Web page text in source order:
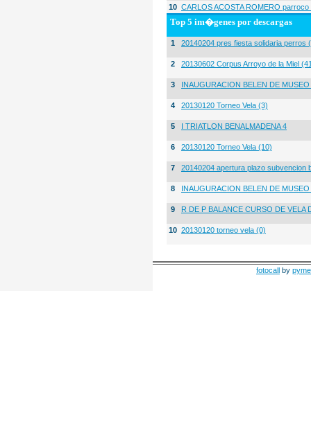
10 CARLOS ACOSTA ROMERO
Top 5 im�genes por descargas
1 20140204 pres fiesta solidaria perros
2 20130602 Corpus Arroyo de la Miel
3 INAUGURACION BELEN DE
4 20130120 Torneo Vela (3)
5 I TRIATLON BENALMADENA 4
6 20130120 Torneo Vela (10)
7 20140204 apertura plazo subvencion
8 INAUGURACION BELEN DE
9 R DE P BALANCE CURSO DE VELA
10 20130120 torneo vela (0)
fotocall by